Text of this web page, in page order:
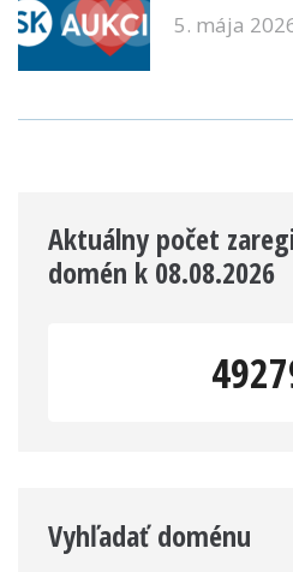
5. mája
Aktuálny počet
domén k 08.08.2026
Vyhľadať doménu